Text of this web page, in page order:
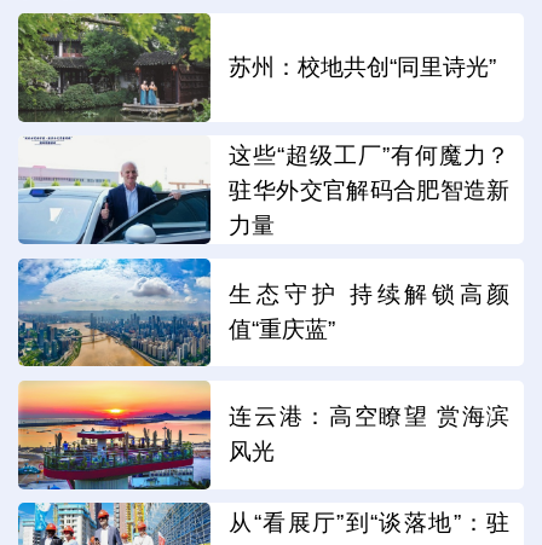
苏州：校地共创“同里诗光”
这些“超级工厂”有何魔力？
驻华外交官解码合肥智造新
力量
生态守护 持续解锁高颜
值“重庆蓝”
连云港：高空瞭望 赏海滨
风光
从“看展厅”到“谈落地”：驻